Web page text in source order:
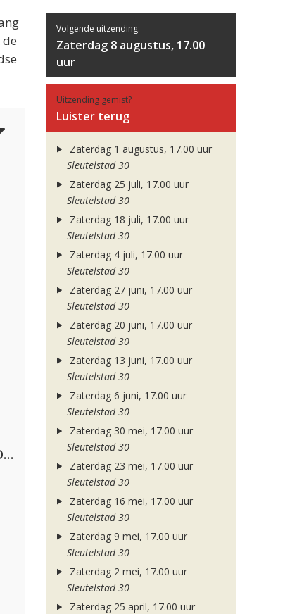
Lustrum U.V.S.V/N.V.V.S.U. & ANNO ONS & Jopke van Dobbenburgh & Roeland Beelen
Volgende uitzending:
Zaterdag 8 augustus, 17.00
uur
Uitzending gemist?
Luister terug
Zaterdag 1 augustus, 17.00 uur
Sleutelstad 30
Zaterdag 25 juli, 17.00 uur
Sleutelstad 30
Zaterdag 18 juli, 17.00 uur
Sleutelstad 30
Zaterdag 4 juli, 17.00 uur
Sleutelstad 30
Zaterdag 27 juni, 17.00 uur
Sleutelstad 30
Zaterdag 20 juni, 17.00 uur
Sleutelstad 30
Zaterdag 13 juni, 17.00 uur
Sleutelstad 30
Zaterdag 6 juni, 17.00 uur
Sleutelstad 30
Zaterdag 30 mei, 17.00 uur
Sleutelstad 30
Zaterdag 23 mei, 17.00 uur
Sleutelstad 30
Zaterdag 16 mei, 17.00 uur
Sleutelstad 30
Zaterdag 9 mei, 17.00 uur
Sleutelstad 30
Zaterdag 2 mei, 17.00 uur
Sleutelstad 30
Zaterdag 25 april, 17.00 uur